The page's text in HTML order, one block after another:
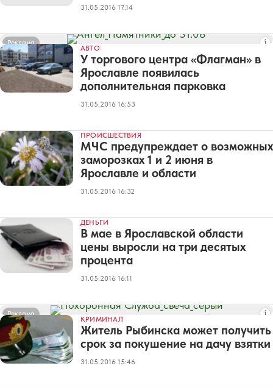
31.05.2016 17:14
Реклама
АВТО
У торгового центра «Флагман» в
Ярославле появилась
дополнительная парковка
31.05.2016 16:53
ПРОИСШЕСТВИЯ
МЧС предупреждает о возможных
заморозках 1 и 2 июня в
Ярославле и области
31.05.2016 16:32
ДЕНЬГИ
В мае в Ярославской области
цены выросли на три десятых
процента
31.05.2016 16:11
Реклама
КРИМИНАЛ
Житель Рыбинска может получить
срок за покушение на дачу взятки
31.05.2016 15:46